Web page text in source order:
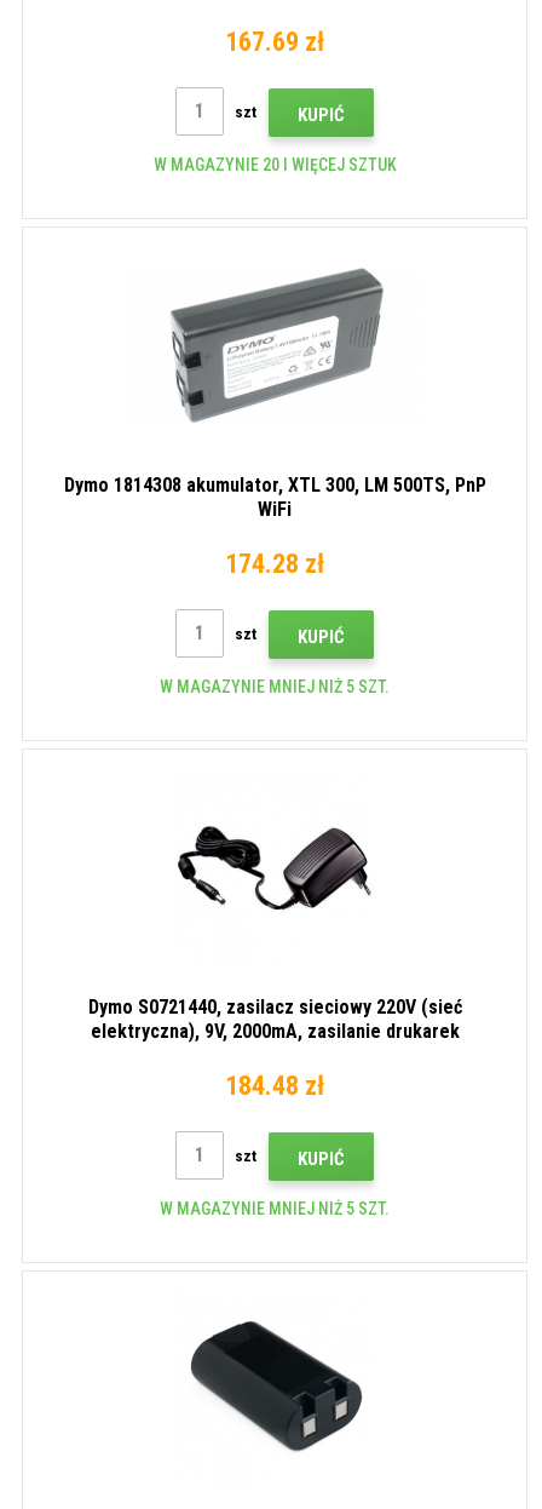
167.69 zł
szt KUPIĆ
W MAGAZYNIE 20 I WIĘCEJ SZTUK
Dymo 1814308 akumulator, XTL 300, LM 500TS, PnP
WiFi
174.28 zł
szt KUPIĆ
W MAGAZYNIE MNIEJ NIŻ 5 SZT.
Dymo S0721440, zasilacz sieciowy 220V (sieć
elektryczna), 9V, 2000mA, zasilanie drukarek
184.48 zł
szt KUPIĆ
W MAGAZYNIE MNIEJ NIŻ 5 SZT.